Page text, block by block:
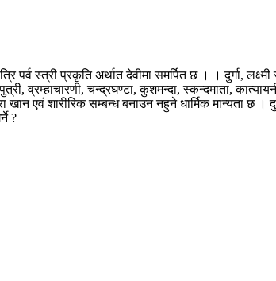
पर्व स्त्री प्रकृति अर्थात देवीमा समर्पित छ । । दुर्गा,
व्रम्हाचारणी, चन्द्रघण्टा, कुशमन्दा, स्कन्दमाता,
खान एवं शारीरिक सम्बन्ध बनाउन नहुने धार्मिक मान्यता छ ।
?